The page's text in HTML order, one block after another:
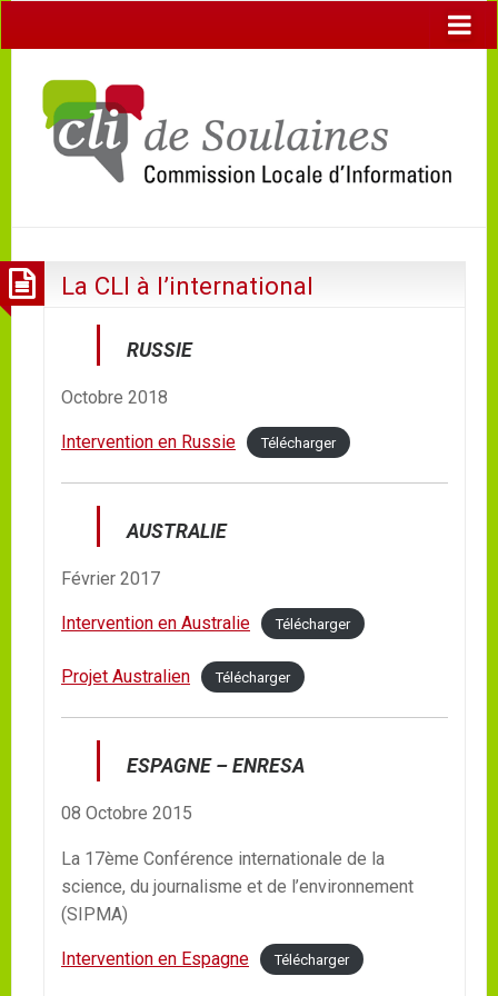
La CLI à l’international
RUSSIE
Octobre 2018
Intervention en Russie Télécharger
AUSTRALIE
Février 2017
Intervention en Australie Télécharger
Projet Australien Télécharger
ESPAGNE – ENRESA
08 Octobre 2015
La 17ème Conférence internationale de la
science, du journalisme et de l’environnement
(SIPMA)
Intervention en Espagne Télécharger